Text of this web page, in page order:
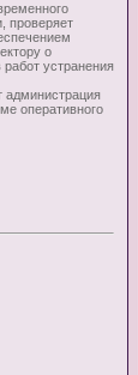
проверяет
о
устранения
администрация
оперативного